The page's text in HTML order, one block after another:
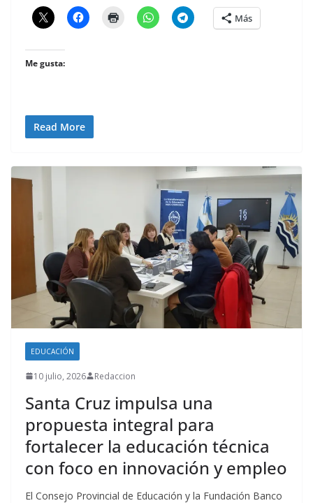
Más
Me gusta:
Read More
EDUCACIÓN
10 julio, 2026 Redaccion
Santa Cruz impulsa una
propuesta integral para
fortalecer la educación técnica
con foco en innovación y empleo
El Consejo Provincial de Educación y la Fundación Banco